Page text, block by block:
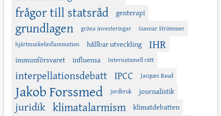
frågor till statsråd genterapi
grundlagen gröna investeringar
Gunnar Strömmer
hjärtmuskelinflammation
hållbar utveckling IHR
immunförsvaret influensa Internationell rätt
interpellationsdebatt IPCC Jacques Baud
Jakob Forssmed jordbruk journalistik
juridik klimatalarmism klimatdebatten